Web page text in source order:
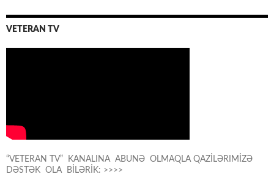
VETERAN TV
“VETERAN TV” KANALINA ABUNƏ OLMAQLA QAZİLƏRIMİZƏ
DƏSTƏK OLA BİLƏRİK: >>>>